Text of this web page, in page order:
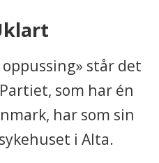
står det
som har én
har som sin
i Alta.